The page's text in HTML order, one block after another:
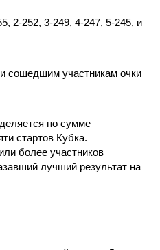
2-252, 3-249, 4-247, 5-245, и
сошедшим участникам очки
по сумме
стартов Кубка.
более участников
лучший результат на